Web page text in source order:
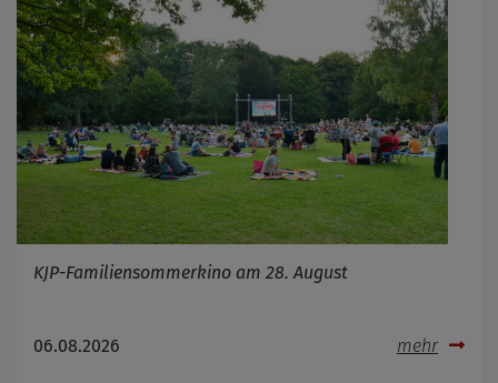
KJP-Familiensommerkino am 28. August
06.08.2026 mehr